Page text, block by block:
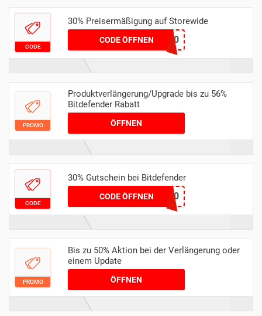
CODE
30% Preisermäßigung auf Storewide
CODE ÖFFNENEXCEL30
PROMO
Produktverlängerung/Upgrade bis zu 56%
Bitdefender Rabatt
ÖFFNEN
CODE
30% Gutschein bei Bitdefender
CODE ÖFFNENAFFILI30
PROMO
Bis zu 50% Aktion bei der Verlängerung oder
einem Update
ÖFFNEN